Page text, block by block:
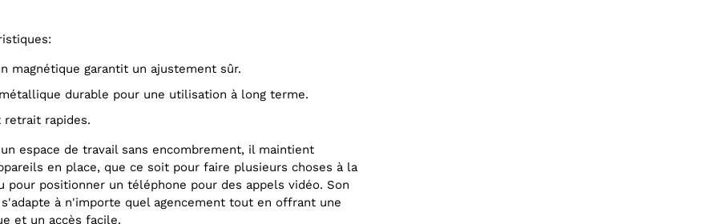
magnétique garantit un ajustement sûr.
métallique durable pour une utilisation à long terme.
retrait rapides.
espace de travail sans encombrement, il maintient
en place, que ce soit pour faire plusieurs choses à la
pour positionner un téléphone pour des appels vidéo. Son
à n'importe quel agencement tout en offrant une
et un accès facile.